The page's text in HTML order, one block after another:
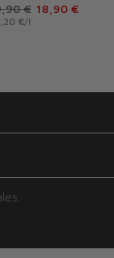
€ 18,90 €
€/l